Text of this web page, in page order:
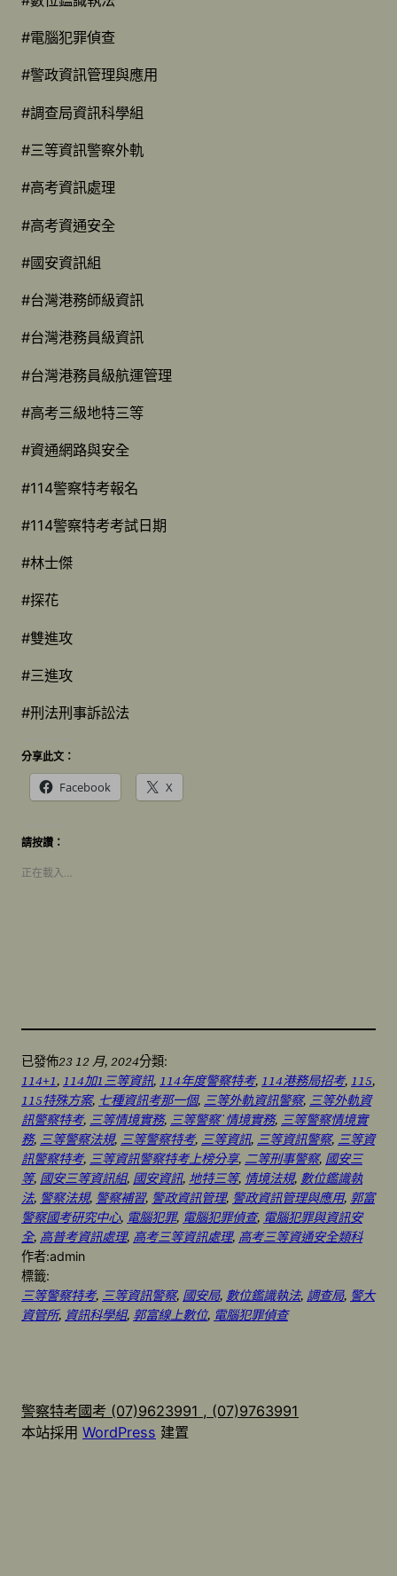
#電腦犯罪偵查
#警政資訊管理與應用
#調查局資訊科學組
#三等資訊警察外軌
#高考資訊處理
#高考資通安全
#國安資訊組
#台灣港務師級資訊
#台灣港務員級資訊
#台灣港務員級航運管理
#高考三級地特三等
#資通網路與安全
#114警察特考報名
#114警察特考考試日期
#林士傑
#探花
#雙進攻
#三進攻
#刑法刑事訴訟法
分享此文：
Facebook X
請按讚：
正在載入…
已發佈23 12 月, 2024分類:
114+1, 114加1三等資訊, 114年度警察特考, 114港務局招考, 115
115特殊方案, 七種資訊考那一個, 三等外軌資訊警察, 三等外軌資
訊警察特考, 三等情境實務, 三等警察˙情境實務, 三等警察情境實
務, 三等警察法規, 三等警察特考, 三等資訊, 三等資訊警察, 三等資
訊警察特考, 三等資訊警察特考上榜分享, 二等刑事警察, 國安三
等, 國安三等資訊組, 國安資訊, 地特三等, 情境法規, 數位鑑識執
法, 警察法規, 警察補習, 警政資訊管理, 警政資訊管理與應用, 郭富
警察國考研究中心, 電腦犯罪, 電腦犯罪偵查, 電腦犯罪與資訊安
全, 高普考資訊處理, 高考三等資訊處理, 高考三等資通安全類科
作者:admin
標籤:
三等警察特考, 三等資訊警察, 國安局, 數位鑑識執法, 調查局, 警大
資管所, 資訊科學組, 郭富線上數位, 電腦犯罪偵查
警察特考國考 (07)9623991 , (07)9763991
本站採用 WordPress 建置